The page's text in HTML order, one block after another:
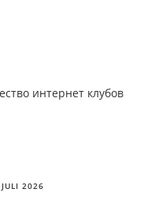
интернет клубов
2026